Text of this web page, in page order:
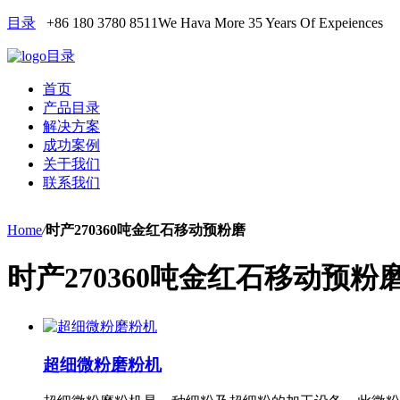
目录 +86 180 3780 8511We Hava More 35 Years Of Expeiences
目录
首页
产品目录
解决方案
成功案例
关于我们
联系我们
Home/时产270360吨金红石移动预粉磨
时产270360吨金红石移动预粉
超细微粉磨粉机